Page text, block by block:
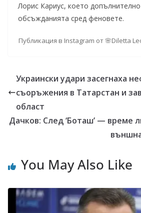
Лорис Кариус, което
обсъжданията сред феновете.
Публикация в Instagram от 🌸Diletta
Украински удари засегнаха
съоръжения в Татарстан и
област
Дачков: След ‘Боташ’ — време
You May Also Like